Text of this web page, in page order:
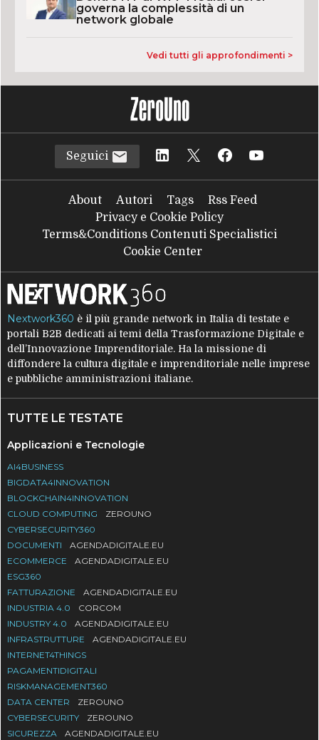
governa la complessità di un
network globale
Vedi tutti gli approfondimenti >
Seguici
About Autori Tags
Rss Feed
Privacy e Cookie Policy
Terms&Conditions Contenuti Specialistici
Cookie Center
Nextwork360 è il più grande network in Italia di testate e
portali B2B dedicati ai temi della Trasformazione Digitale e
dell’Innovazione Imprenditoriale. Ha la missione di
diffondere la cultura digitale e imprenditoriale nelle imprese
e pubbliche amministrazioni italiane.
TUTTE LE TESTATE
Applicazioni e Tecnologie
AI4BUSINESS
BIGDATA4INNOVATION
BLOCKCHAIN4INNOVATION
CLOUD COMPUTING
ZEROUNO
CYBERSECURITY360
DOCUMENTI
AGENDADIGITALE.EU
ECOMMERCE
AGENDADIGITALE.EU
ESG360
FATTURAZIONE
AGENDADIGITALE.EU
INDUSTRIA 4.0
CORCOM
INDUSTRY 4.0
AGENDADIGITALE.EU
INFRASTRUTTURE
AGENDADIGITALE.EU
INTERNET4THINGS
PAGAMENTIDIGITALI
RISKMANAGEMENT360
DATA CENTER
ZEROUNO
CYBERSECURITY
ZEROUNO
SICUREZZA
AGENDADIGITALE.EU